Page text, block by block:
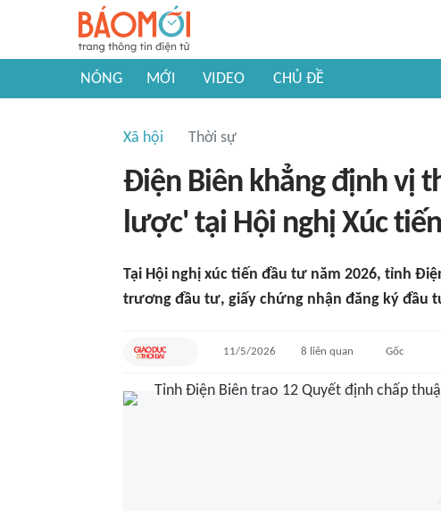
NÓNG MỚI VIDEO CHỦ ĐỀ
Xã hội Thời sự
Điện Biên khẳng định vị
lược' tại Hội nghị Xúc
Tại Hội nghị xúc tiến đầu tư năm 2026, tỉnh
trương đầu tư, giấy chứng nhận đăng ký đầu
11/5/2026 8 liên quan Gốc